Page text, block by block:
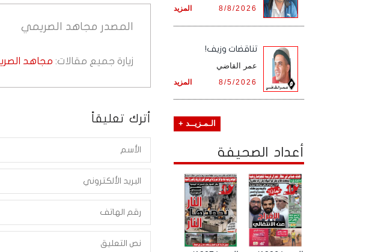
المصدر مجاهد الصريمي
زيارة جميع مقالات: مجاهد
أترك تعليقاً
المزيد 8/8/2026
تناقضات وزيف!
عمر القاضي
المزيد 8/5/2026
الـمـزيــد +
أعداد الصحيفة